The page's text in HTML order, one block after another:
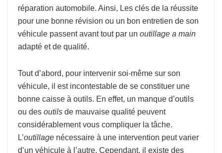
réparation automobile. Ainsi, Les clés de la réussite
pour une bonne révision ou un bon entretien de son
véhicule passent avant tout par un outillage a main
adapté et de qualité.
Tout d’abord, pour intervenir soi-même sur son
véhicule, il est incontestable de se constituer une
bonne caisse à outils. En effet, un manque d’outils
ou des outils de mauvaise qualité peuvent
considérablement vous compliquer la tâche.
L’outillage nécessaire à une intervention peut varier
d’un véhicule à l’autre. Cependant, il existe des